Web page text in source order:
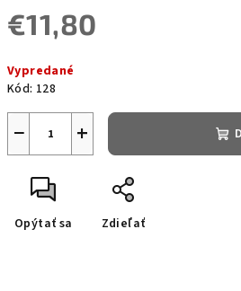
€11,80
cena:
Vypredané
Kód: 128
+
−
Opýtať sa Zdieľať